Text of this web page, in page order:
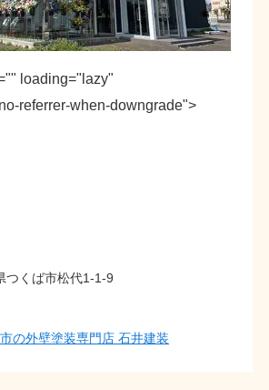
loading="lazy"
referrer-when-downgrade">
つくば市松代1-1-9
の外壁塗装専門店 石井建装